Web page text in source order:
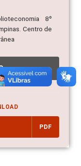
8º
Centro de
PDF